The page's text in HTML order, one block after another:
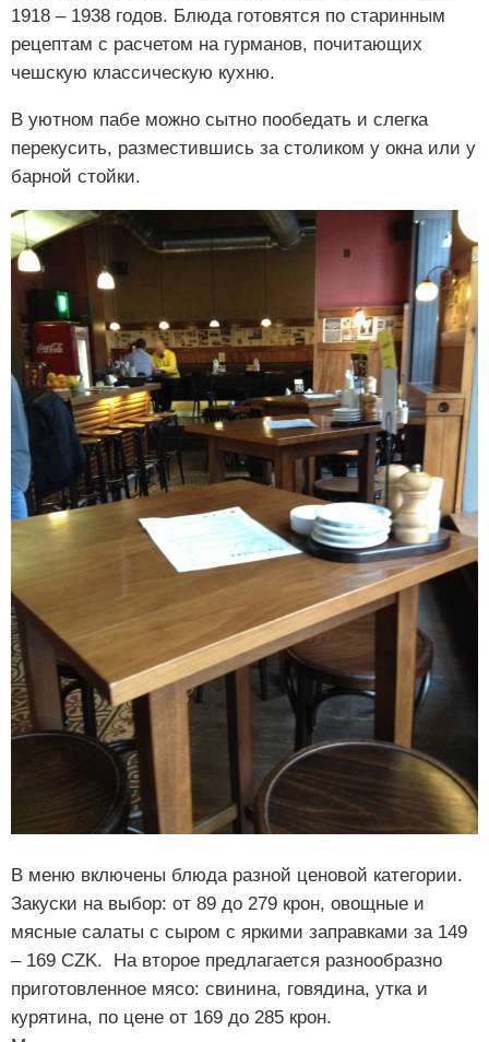
1918 – 1938 годов. Блюда готовятся по старинным
рецептам с расчетом на гурманов, почитающих
чешскую классическую кухню.
В уютном пабе можно сытно пообедать и слегка
перекусить, разместившись за столиком у окна или у
барной стойки.
В меню включены блюда разной ценовой категории.
Закуски на выбор: от 89 до 279 крон, овощные и
мясные салаты с сыром с яркими заправками за 149
– 169 CZK. На второе предлагается разнообразно
приготовленное мясо: свинина, говядина, утка и
курятина, по цене от 169 до 285 крон.